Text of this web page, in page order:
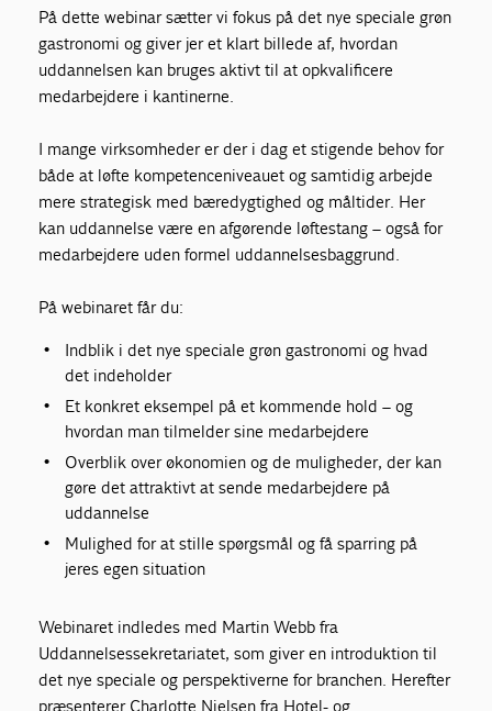
På dette webinar sætter vi fokus på det nye speciale grøn
gastronomi og giver jer et klart billede af, hvordan
uddannelsen kan bruges aktivt til at opkvalificere
medarbejdere i kantinerne.
I mange virksomheder er der i dag et stigende behov for
både at løfte kompetenceniveauet og samtidig arbejde
mere strategisk med bæredygtighed og måltider. Her
kan uddannelse være en afgørende løftestang – også for
medarbejdere uden formel uddannelsesbaggrund.
På webinaret får du:
Indblik i det nye speciale grøn gastronomi og hvad
det indeholder
Et konkret eksempel på et kommende hold – og
hvordan man tilmelder sine medarbejdere
Overblik over økonomien og de muligheder, der kan
gøre det attraktivt at sende medarbejdere på
uddannelse
Mulighed for at stille spørgsmål og få sparring på
jeres egen situation
Webinaret indledes med Martin Webb fra
Uddannelsessekretariatet, som giver en introduktion til
det nye speciale og perspektiverne for branchen. Herefter
præsenterer Charlotte Nielsen fra Hotel- og